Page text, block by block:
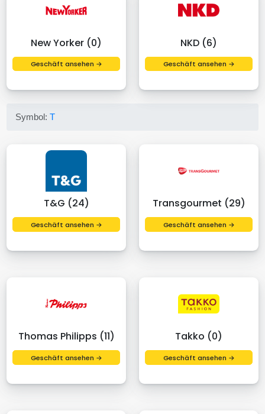
New Yorker (0)
Geschäft ansehen →
NKD (6)
Geschäft ansehen →
Symbol:T
T&G (24)
Geschäft ansehen →
Transgourmet (29)
Geschäft ansehen →
Thomas Philipps (11)
Geschäft ansehen →
Takko (0)
Geschäft ansehen →